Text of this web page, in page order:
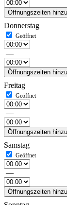
Öffnungszeiten
Donnerstag
—
Öffnungszeiten
Freitag
—
Öffnungszeiten
Samstag
—
Öffnungszeiten